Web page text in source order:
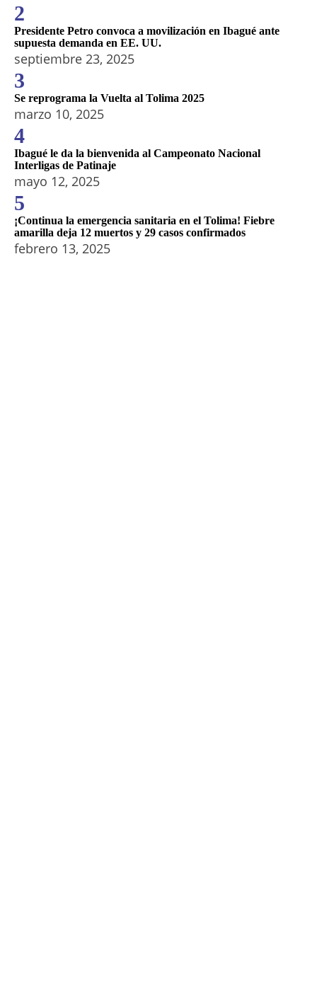
2
Presidente Petro convoca a movilización en Ibagué ante
supuesta demanda en EE. UU.
septiembre 23, 2025
3
Se reprograma la Vuelta al Tolima 2025
marzo 10, 2025
4
Ibagué le da la bienvenida al Campeonato Nacional
Interligas de Patinaje
mayo 12, 2025
5
¡Continua la emergencia sanitaria en el Tolima! Fiebre
amarilla deja 12 muertos y 29 casos confirmados
febrero 13, 2025